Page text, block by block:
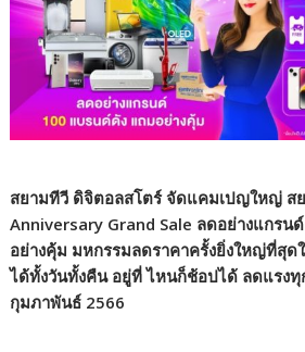
สยามทีวี ดิจิตอลสโตร์ จัดแคมเปญใหญ่ ส
Anniversary Grand Sale ลดอย่างแกรน
อย่างคุ้ม มหกรรมลดราคาครั้งยิ่งใหญ่ที่สุด
ได้ทั้งวันทั้งคืน อยู่ที่ ไหนก็ช้อปได้ ลดแรงทุ
กุมภาพันธ์ 2566